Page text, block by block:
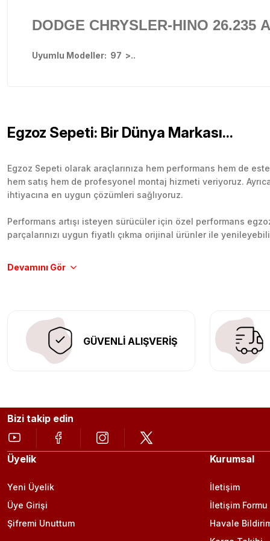
DODGE CHRYSLER-HINO 26.235
Uyumlu Modeller: 97 >..
Egzoz Sepeti: Bir Dünya Markası...
Egzoz Sepeti olarak araçlarınıza hem performans hem de
hem satış hem de profesyonel montaj hizmeti veriyoruz.
ihtiyacına en uygun çözümleri sağlıyoruz.
Performans artışı isteyen sürücüler için özel performans
parçalarınızı uygun fiyatlı çıkma orijinal ürünler ile
Tüm ürünlerimiz orijinal, dayanıklı ve uzun ömürlüdür.
GÜVENLİ ALIŞVERİŞ
Bizi takip edin
Üyelik
Yeni Üyelik
Üye Girişi
Şifremi Unuttum
Kurumsal
İletişim
İletişim Formu
Havale